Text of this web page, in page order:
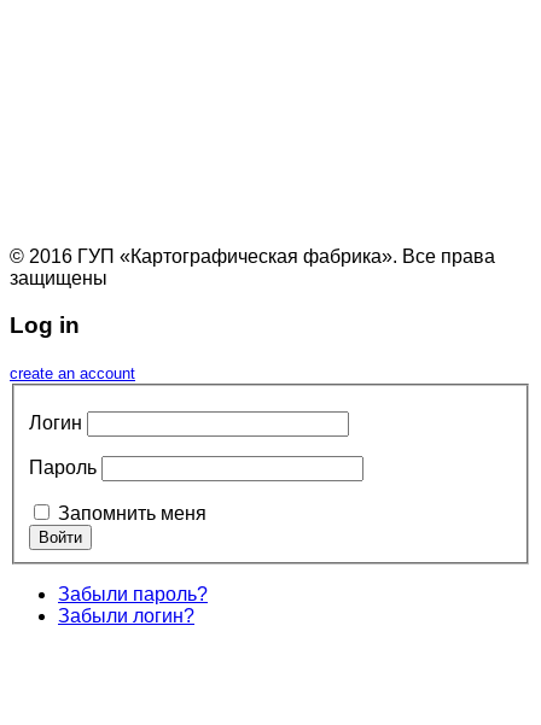
© 2016 ГУП «Картографическая фабрика». Все права
защищены
Log in
create an account
Логин
Пароль
Запомнить меня
Забыли пароль?
Забыли логин?